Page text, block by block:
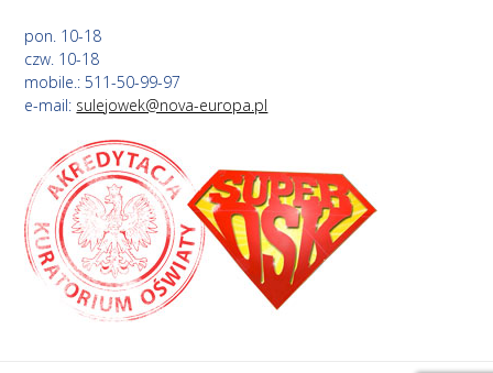
pon. 10-18
czw. 10-18
mobile.: 511-50-99-97
e-mail: sulejowek@nova-europa.pl